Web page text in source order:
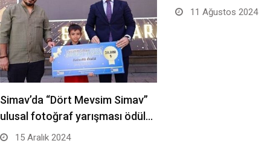
Simav’da “Dört Mevsim Simav”
ulusal fotoğraf yarışması ödül…
15 Aralık 2024
11 Ağustos 2024